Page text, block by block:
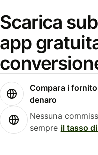
Scarica
app
Compara i
denaro
Nessuna
sempre il tasso